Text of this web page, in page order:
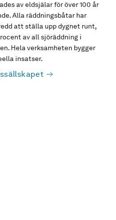
av eldsjälar för över 100 år
Alla räddningsbåtar har
att ställa upp dygnet runt,
av all sjöräddning i
Hela verksamheten bygger
insatser.